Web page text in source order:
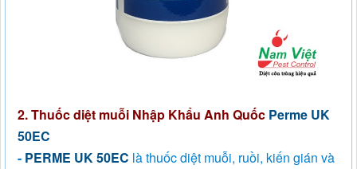
2. Thuốc diệt muỗi Nhập Khẩu Anh Quốc Perme UK
50EC
- PERME UK 50EC là thuốc diệt muỗi, ruồi, kiến gián và